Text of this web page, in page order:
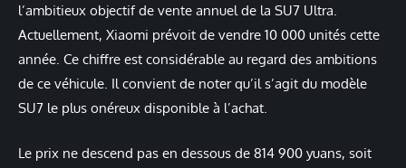
l’ambitieux objectif de vente annuel de la SU7 Ultra.
Actuellement, Xiaomi prévoit de vendre 10 000 unités cette
année. Ce chiffre est considérable au regard des ambitions
de ce véhicule. Il convient de noter qu’il s’agit du modèle
SU7 le plus onéreux disponible à l’achat.
Le prix ne descend pas en dessous de 814 900 yuans, soit